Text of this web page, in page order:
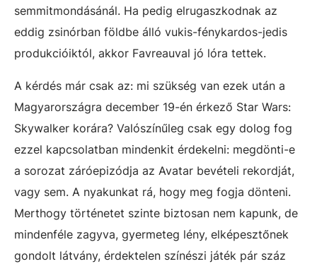
semmitmondásánál. Ha pedig elrugaszkodnak az
eddig zsinórban földbe álló vukis-fénykardos-jedis
produkcióiktól, akkor Favreauval jó lóra tettek.
A kérdés már csak az: mi szükség van ezek után a
Magyarországra december 19-én érkező Star Wars:
Skywalker korára? Valószínűleg csak egy dolog fog
ezzel kapcsolatban mindenkit érdekelni: megdönti-e
a sorozat záróepizódja az Avatar bevételi rekordját,
vagy sem. A nyakunkat rá, hogy meg fogja dönteni.
Merthogy történetet szinte biztosan nem kapunk, de
mindenféle zagyva, gyermeteg lény, elképesztőnek
gondolt látvány, érdektelen színészi játék pár száz